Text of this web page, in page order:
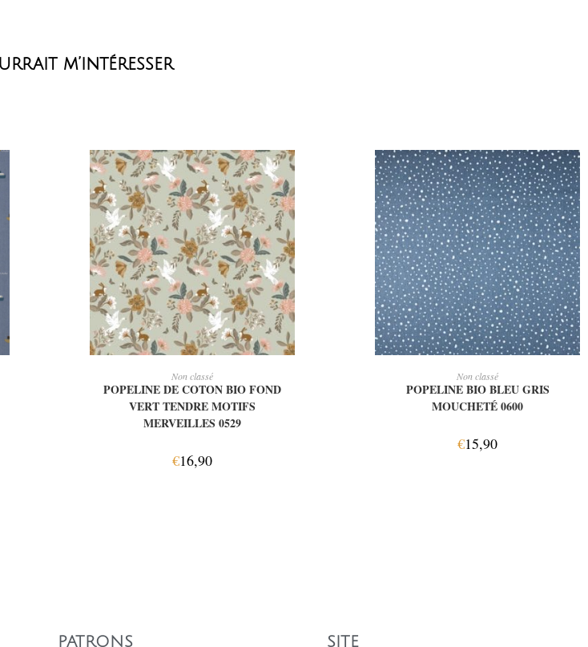
m’intéresser
AJOUTER AU PANIER
Non classé
POPELINE DE COTON BIO FOND
VERT TENDRE MOTIFS
MERVEILLES 0529
€16,90
AJOUTER AU PANIER
Non classé
POPELINE BIO BLEU GRIS
MOUCHETÉ 0600
€15,90
PATRONS SITE